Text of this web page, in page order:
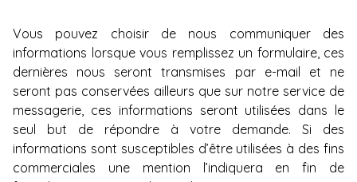
Vous pouvez choisir de nous communiquer des
informations lorsque vous remplissez un formulaire, ces
dernières nous seront transmises par e-mail et ne
seront pas conservées ailleurs que sur notre service de
messagerie, ces informations seront utilisées dans le
seul but de répondre à votre demande. Si des
informations sont susceptibles d’être utilisées à des fins
commerciales une mention l’indiquera en fin de